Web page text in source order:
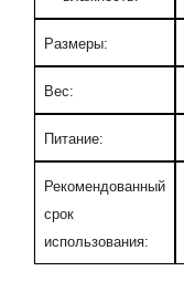
Размеры:
Вес:
Питание:
Рекомендованный
срок
использования: